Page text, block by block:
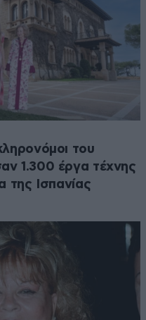
του
1.300 έργα τέχνης
της Ισπανίας